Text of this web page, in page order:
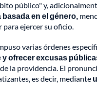
público" y,
en el género,
para ejercer su oficio.
varias órdenes
ofrecer excusas
la providencia. El
es decir, mediante